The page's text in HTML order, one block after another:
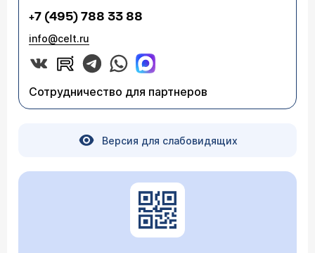
+7 (495) 788 33 88
info@celt.ru
Сотрудничество для партнеров
Версия для слабовидящих